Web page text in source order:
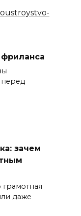
перед
зачем
грамотная
даже